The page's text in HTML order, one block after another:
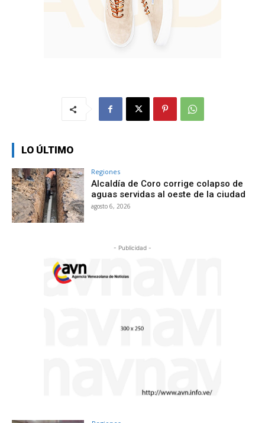
LO ÚLTIMO
Regiones
Alcaldía de Coro corrige colapso de
aguas servidas al oeste de la ciudad
agosto 6, 2026
- Publicidad -